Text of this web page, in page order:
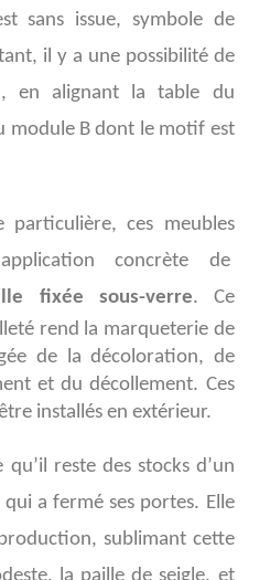
sans issue, symbole de
il y a une possibilité de
en alignant la table du
module B dont le motif est
particulière, ces meubles
concrète de
fixée sous-verre. Ce
rend la marqueterie de
de la décoloration, de
et du décollement. Ces
installés en extérieur.
reste des stocks d’un
a fermé ses portes. Elle
sublimant cette